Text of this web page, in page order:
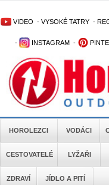
VIDEO - VYSOKÉ TATRY -
- INSTAGRAM -
HOROLEZCI VODÁCI
CESTOVATELÉ LYŽAŘI
ZDRAVÍ JÍDLO A PITÍ